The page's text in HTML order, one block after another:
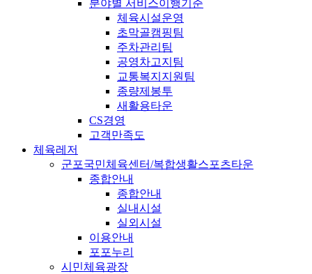
분야별 서비스이행기준
체육시설운영
초막골캠핑팀
주차관리팀
공영차고지팀
교통복지지원팀
종량제봉투
새활용타운
CS경영
고객만족도
체육레저
군포국민체육센터/복합생활스포츠타운
종합안내
종합안내
실내시설
실외시설
이용안내
포포누리
시민체육광장